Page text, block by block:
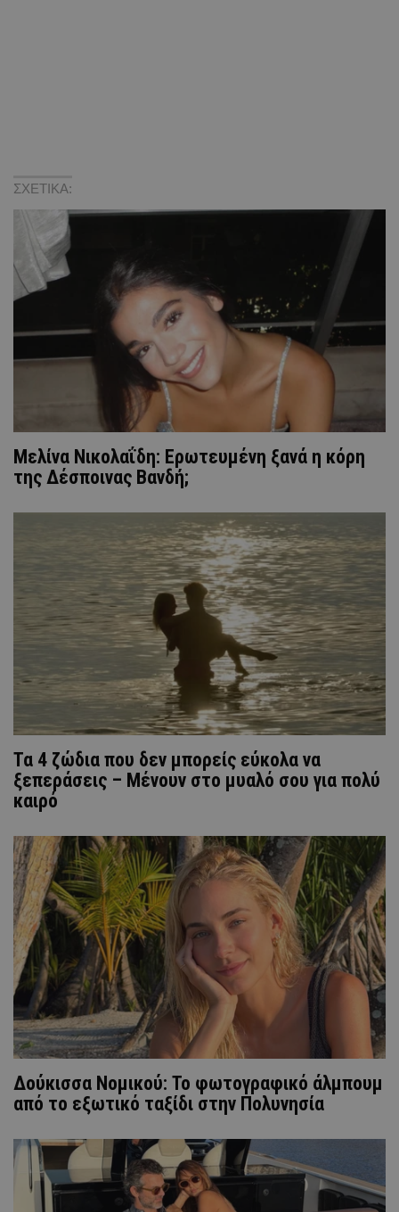
ΣΧΕΤΙΚΑ:
Μελίνα Νικολαΐδη: Ερωτευμένη ξανά η κόρη
της Δέσποινας Βανδή;
Τα 4 ζώδια που δεν μπορείς εύκολα να
ξεπεράσεις – Μένουν στο μυαλό σου για πολύ
καιρό
Δούκισσα Νομικού: Το φωτογραφικό άλμπουμ
από το εξωτικό ταξίδι στην Πολυνησία